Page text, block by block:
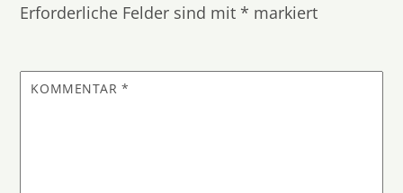
Erforderliche Felder sind mit* markiert
KOMMENTAR*